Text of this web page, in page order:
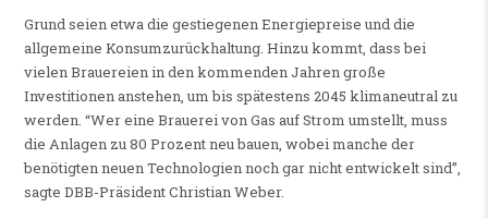
Grund seien etwa die gestiegenen Energiepreise und die
allgemeine Konsumzurückhaltung. Hinzu kommt, dass bei
vielen Brauereien in den kommenden Jahren große
Investitionen anstehen, um bis spätestens 2045 klimaneutral zu
werden. “Wer eine Brauerei von Gas auf Strom umstellt, muss
die Anlagen zu 80 Prozent neu bauen, wobei manche der
benötigten neuen Technologien noch gar nicht entwickelt sind”,
sagte DBB-Präsident Christian Weber.